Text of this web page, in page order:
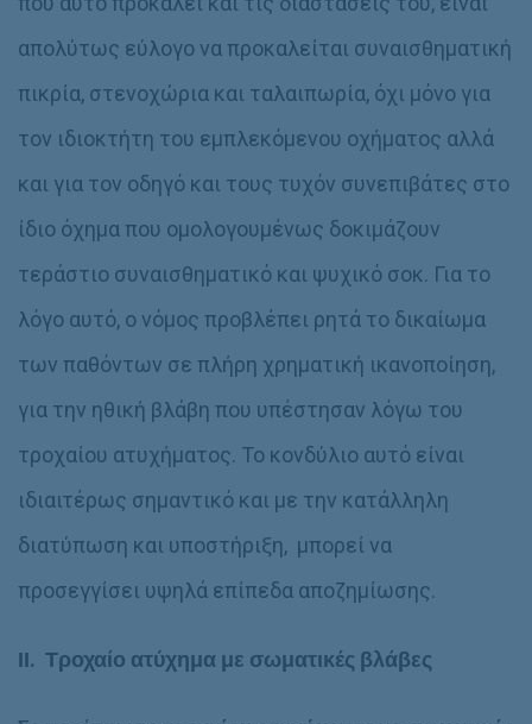
απολύτως εύλογο να προκαλείται συναισθηματική
πικρία, στενοχώρια και ταλαιπωρία, όχι μόνο για
τον ιδιοκτήτη του εμπλεκόμενου οχήματος αλλά
και για τον οδηγό και τους τυχόν συνεπιβάτες στο
ίδιο όχημα που ομολογουμένως δοκιμάζουν
τεράστιο συναισθηματικό και ψυχικό σοκ. Για το
λόγο αυτό, ο νόμος προβλέπει ρητά το δικαίωμα
των παθόντων σε πλήρη χρηματική ικανοποίηση,
για την ηθική βλάβη που υπέστησαν λόγω του
τροχαίου ατυχήματος. Το κονδύλιο αυτό είναι
ιδιαιτέρως σημαντικό και με την κατάλληλη
διατύπωση και υποστήριξη, μπορεί να
προσεγγίσει υψηλά επίπεδα αποζημίωσης.
ΙΙ. Τροχαίο ατύχημα με σωματικές βλάβες